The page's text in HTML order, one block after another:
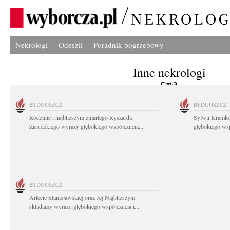
Nekrologi Odeszli Poradnik pogrzebowy
Inne nekrologi
BYDGOSZCZ
Rodzinie i najbliższym zmarłego Ryszarda
Zarudzkiego wyrazy głębokiego współczucia...
BYDGOSZCZ
Sylwii
głębokiego
BYDGOSZCZ
Arlecie Stanisławskiej oraz Jej Najbliższym
składamy wyrazy głębokiego współczucia i...